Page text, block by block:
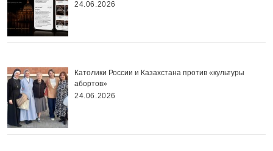
24.06.2026
Католики России и Казахстана против «культуры
абортов»
24.06.2026